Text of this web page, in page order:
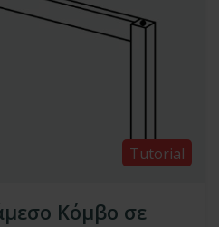
Tutorial
Κόμβο σε